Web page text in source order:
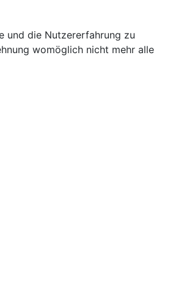
und die Nutzererfahrung zu
womöglich nicht mehr alle